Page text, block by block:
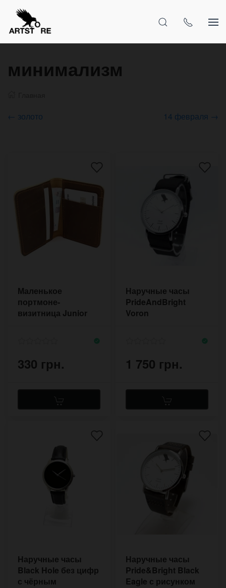
минимализм
14 февраля →
← золото
Маленькое
портмоне-
визитница Junior
330 грн.
Наручные часы
PrideAndBright
Voron
1 750 грн.
Наручные часы
Black Hole без цифр
с чёрным
Наручные часы
Pride&Bright Black
Eagle с рисунком